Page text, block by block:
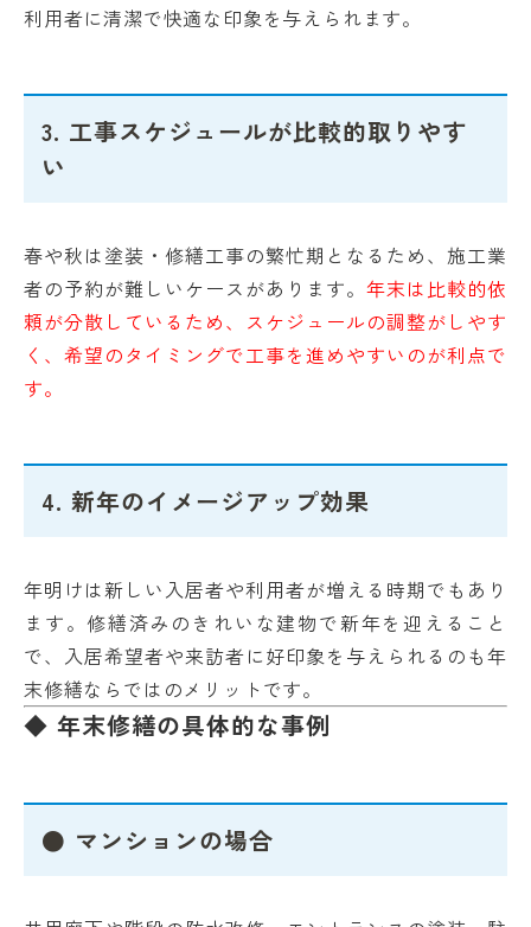
利用者に清潔で快適な印象を与えられます。
3. 工事スケジュールが比較的取りやす
い
春や秋は塗装・修繕工事の繁忙期となるため、施工業
者の予約が難しいケースがあります。年末は比較的依
頼が分散しているため、スケジュールの調整がしやす
く、希望のタイミングで工事を進めやすいのが利点で
す。
4. 新年のイメージアップ効果
年明けは新しい入居者や利用者が増える時期でもあり
ます。修繕済みのきれいな建物で新年を迎えること
で、入居希望者や来訪者に好印象を与えられるのも年
末修繕ならではのメリットです。
◆ 年末修繕の具体的な事例
● マンションの場合